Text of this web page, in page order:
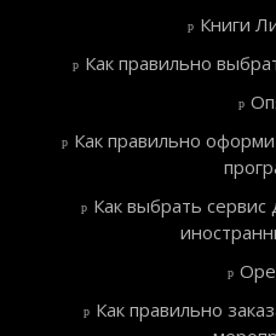
Книги
Как правильно
Как правильно
Как выбрать
Как правильно